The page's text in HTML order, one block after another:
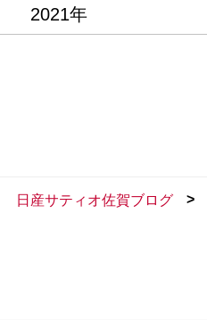
2021年
日産サティオ佐賀ブログ >